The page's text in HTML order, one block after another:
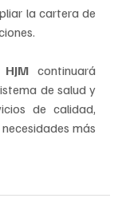
la cartera de
HJM continuará
de salud y
de calidad,
más